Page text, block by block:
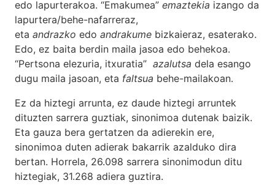
edo lapurterakoa. “Emakumea” emaztekia izango da
lapurtera/behe-nafarreraz,
eta andrazko edo andrakume bizkaieraz, esaterako.
Edo, ez baita berdin maila jasoa edo behekoa.
“Pertsona elezuria, itxuratia” azalutsa dela esango
dugu maila jasoan, eta faltsua behe-mailakoan.
Ez da hiztegi arrunta, ez daude hiztegi arruntek
dituzten sarrera guztiak, sinonimoa dutenak baizik.
Eta gauza bera gertatzen da adierekin ere,
sinonimoa duten adierak bakarrik azalduko dira
bertan. Horrela, 26.098 sarrera sinonimodun ditu
hiztegiak, 31.268 adiera guztira.